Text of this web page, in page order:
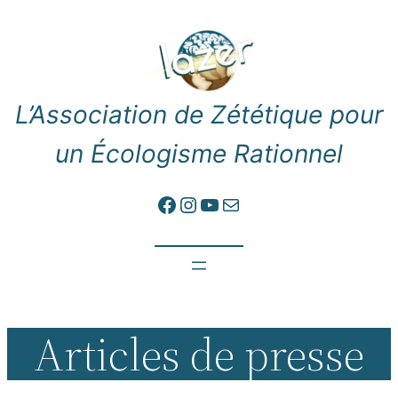
L’Association de Zététique pour
un Écologisme Rationnel
Lien vers Facebook Instagram YouTube E-mail
Articles de presse